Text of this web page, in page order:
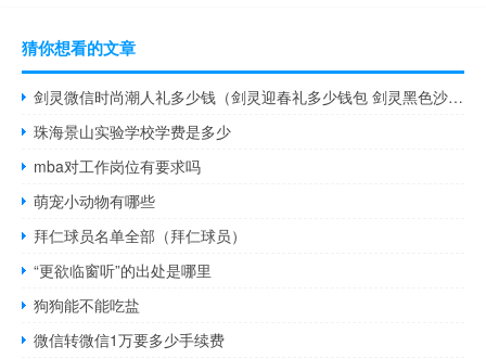
猜你想看的文章
剑灵微信时尚潮人礼多少钱（剑灵迎春礼多少钱包 剑灵黑色沙尘暴和神龙工商袋如何获得）
珠海景山实验学校学费是多少
mba对工作岗位有要求吗
萌宠小动物有哪些
拜仁球员名单全部（拜仁球员）
“更欲临窗听”的出处是哪里
狗狗能不能吃盐
微信转微信1万要多少手续费